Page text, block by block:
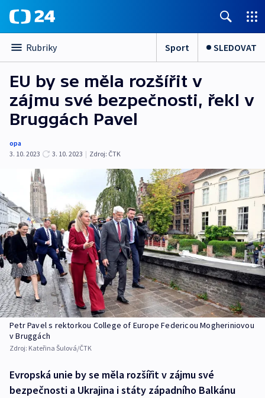
Rubriky Sport SLEDOVAT
EU by se měla rozšířit v
zájmu své bezpečnosti, řekl v
Bruggách Pavel
opa
3. 10. 2023
3. 10. 2023 | Zdroj: ČTK
Petr Pavel s rektorkou College of Europe Federicou Mogheriniovou
v Bruggách
Zdroj: Kateřina Šulová/ČTK
Evropská unie by se měla rozšířit v zájmu své
bezpečnosti a Ukrajina i státy západního Balkánu